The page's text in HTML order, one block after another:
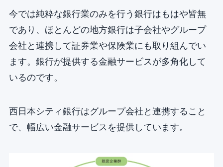
今では純粋な銀行業のみを行う銀行はもはや皆無
であり、ほとんどの地方銀行は子会社やグループ
会社と連携して証券業や保険業にも取り組んでい
ます。銀行が提供する金融サービスが多角化して
いるのです。
西日本シティ銀行はグループ会社と連携すること
で、幅広い金融サービスを提供しています。